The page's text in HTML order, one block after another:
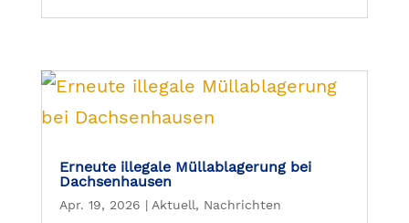
Erneute illegale Müllablagerung bei
Dachsenhausen
Apr. 19, 2026 | Aktuell, Nachrichten